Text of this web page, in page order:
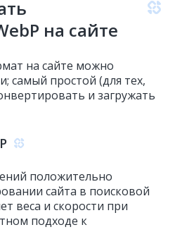
на сайте
на сайте можно
самый простой (для тех,
и загружать
положительно
сайта в поисковой
веса и скорости при
подходе к